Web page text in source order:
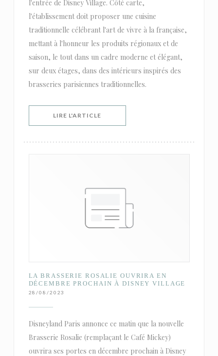
l'entrée de Disney Village. Côté carte,
l'établissement doit proposer une cuisine
traditionnelle célébrant l'art de vivre à la française,
mettant à l'honneur les produits régionaux et de
saison, le tout dans un cadre moderne et élégant,
sur deux étages, dans des intérieurs inspirés des
brasseries parisiennes traditionnelles.
LIRE L'ARTICLE
LA BRASSERIE ROSALIE OUVRIRA EN
DÉCEMBRE PROCHAIN À DISNEY VILLAGE
28/08/2023
Disneyland Paris annonce ce matin que la nouvelle
Brasserie Rosalie (remplaçant le Café Mickey)
ouvrira ses portes en décembre prochain à Disney